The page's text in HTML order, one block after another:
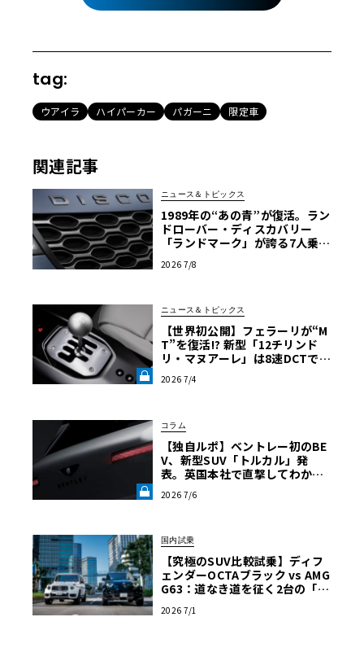
tag:
ウアイラ ハイパーカー パガーニ 限定車
関連記事
ニュース＆トピックス
1989年の“あの青”が復活。ラン
ドローバー・ディスカバリー
「ランドマーク」が誇る7人乗り
2026 7/8
ニュース＆トピックス
【世界初公開】フェラーリが“M
T”を復活!? 新型「12チリンド
リ・マヌアーレ」は8速DCTで
E VOLANT LAB》
2026 7/4
コラム
【独自ルポ】ベントレー初のBE
V、新型SUV「トルカル」発
表。英国本社で直撃してわかっ
両論必至のデザインとは《LE V
2026 7/6
国内試乗
【究極のSUV比較試乗】ディフ
ェンダーOCTAブラック vs AMG
G63：道なき道を征く2台の「対
2026 7/1